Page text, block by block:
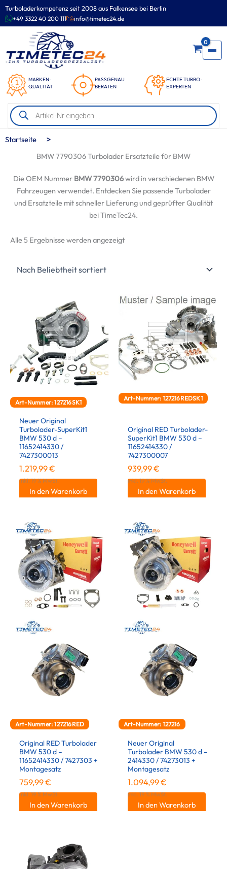
Turboladerkompetenz seit 2008 aus Falkensee bei Berlin
+49 3322 40 200 111 info@timetec24.de
MARKEN-
QUALITÄT
PASSGENAU
BERATEN
ECHTE TURBO-
EXPERTEN
0
Products
search
Zum
Inhalt
springen
Startseite >
BMW 7790306 Turbolader Ersatzteile für BMW
Die OEM Nummer BMW 7790306wird in verschiedenen BMW
Fahrzeugen verwendet. Entdecken Sie passende Turbolader
und Ersatzteile mit schneller Lieferung und geprüfter Qualität
bei TimeTec24.
Alle 5 Ergebnisse werden angezeigtNach
Art-Nummer: 127216SK1
Neuer Original
Turbolader-SuperKit1
BMW 530 d –
11652414330 /
7427300013
1.219,99€
inkl. 19 % MwSt.
In den Warenkorb
Art-Nummer: 127216REDSK1
Original RED Turbolader-
SuperKit1 BMW 530 d –
11652414330 /
7427300007
939,99€
inkl. 19 % MwSt.
In den Warenkorb
Art-Nummer: 127216RED
Original RED Turbolader
BMW 530 d –
11652414330 / 7427303 +
Montagesatz
759,99€
inkl. 19 % MwSt.
In den Warenkorb
Art-Nummer: 127216
Neuer Original
Turbolader BMW 530 d –
2414330 / 74273013 +
Montagesatz
1.094,99€
inkl. 19 % MwSt.
In den Warenkorb